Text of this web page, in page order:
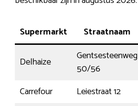
Supermarkt Straatnaam
Delhaize
Gentsesteenweg
50/56
Carrefour
Leiestraat 12